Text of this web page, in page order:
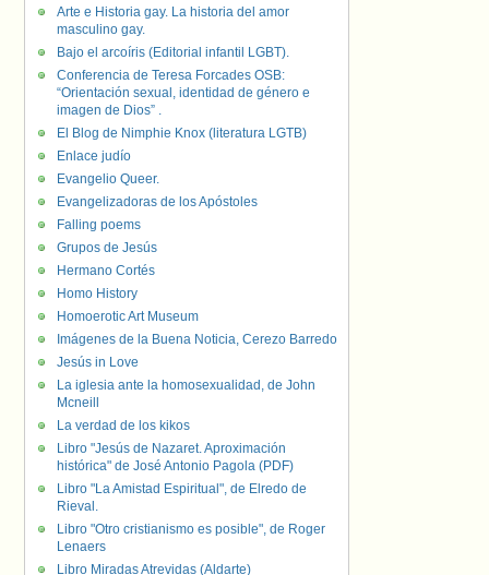
Arte e Historia gay. La historia del amor
masculino gay.
Bajo el arcoíris (Editorial infantil LGBT).
Conferencia de Teresa Forcades OSB:
“Orientación sexual, identidad de género e
imagen de Dios” .
El Blog de Nimphie Knox (literatura LGTB)
Enlace judío
Evangelio Queer.
Evangelizadoras de los Apóstoles
Falling poems
Grupos de Jesús
Hermano Cortés
Homo History
Homoerotic Art Museum
Imágenes de la Buena Noticia, Cerezo Barredo
Jesús in Love
La iglesia ante la homosexualidad, de John
Mcneill
La verdad de los kikos
Libro "Jesús de Nazaret. Aproximación
histórica" de José Antonio Pagola (PDF)
Libro "La Amistad Espiritual", de Elredo de
Rieval.
Libro "Otro cristianismo es posible", de Roger
Lenaers
Libro Miradas Atrevidas (Aldarte)